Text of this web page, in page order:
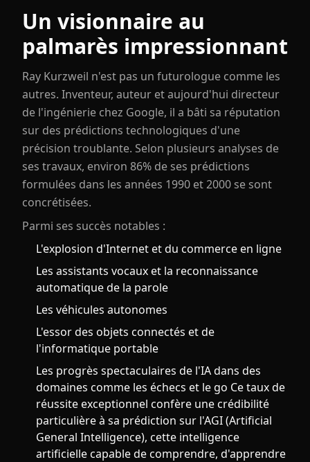
Un visionnaire au
palmarès impressionnant
Ray Kurzweil n'est pas un futurologue comme les
autres. Inventeur, auteur et aujourd'hui directeur
de l'ingénierie chez Google, il a bâti sa réputation
sur des prédictions technologiques d'une
précision troublante. Selon plusieurs analyses de
ses travaux, environ 86% de ses prédictions
formulées dans les années 1990 et 2000 se sont
concrétisées.
Parmi ses succès notables :
L'explosion d'Internet et du commerce en ligne
Les assistants vocaux et la reconnaissance
automatique de la parole
Les véhicules autonomes
L'essor des objets connectés et de
l'informatique portable
Les progrès spectaculaires de l'IA dans des
domaines comme les échecs et le go Ce taux de
réussite exceptionnel confère une crédibilité
particulière à sa prédiction sur l'AGI (Artificial
General Intelligence), cette intelligence
artificielle capable de comprendre, d'apprendre